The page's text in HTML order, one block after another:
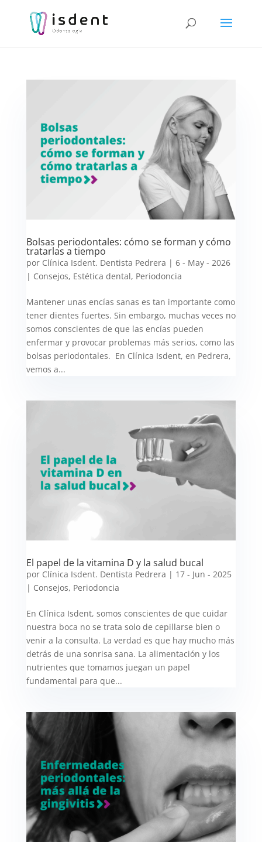
Bolsas periodontales: cómo se forman y cómo
tratarlas a tiempo
por Clínica Isdent. Dentista Pedrera | 6 - May - 2026
| Consejos, Estética dental, Periodoncia
Mantener unas encías sanas es tan importante como
tener dientes fuertes. Sin embargo, muchas veces no
somos conscientes de que las encías pueden
enfermar y provocar problemas más serios, como las
bolsas periodontales. En Clínica Isdent, en Pedrera,
vemos a...
El papel de la vitamina D y la salud bucal
por Clínica Isdent. Dentista Pedrera | 17 - Jun - 2025
| Consejos, Periodoncia
En Clínica Isdent, somos conscientes de que cuidar
nuestra boca no se trata solo de cepillarse bien o
venir a la consulta. La verdad es que hay mucho más
detrás de una sonrisa sana. La alimentación y los
nutrientes que tomamos juegan un papel
fundamental para que...